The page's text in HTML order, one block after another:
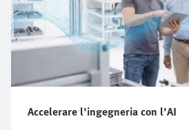
Accelerare l'ingegneria con l'AI